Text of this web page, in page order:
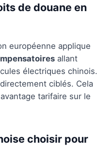
de douane en
européenne applique
allant
électriques chinois.
ciblés. Cela
tarifaire sur le
choisir pour